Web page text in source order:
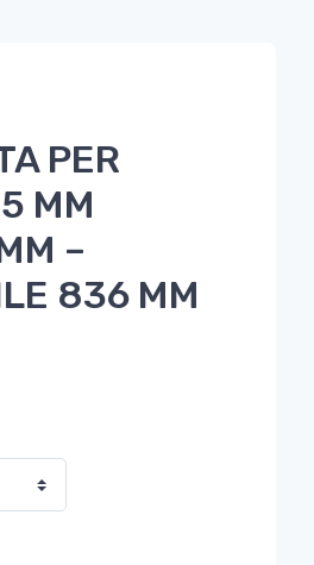
PER
MM
–
836 MM